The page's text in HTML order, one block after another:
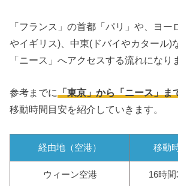
「フランス」の首都「パリ」や、ヨー
やイギリス)、中東(ドバイやカタール)
「ニース」へアクセスする流れになり
参考までに「東京」から「ニース」ま
移動時間目安を紹介していきます。
経由地（空港） 移動
ウィーン空港 16時間